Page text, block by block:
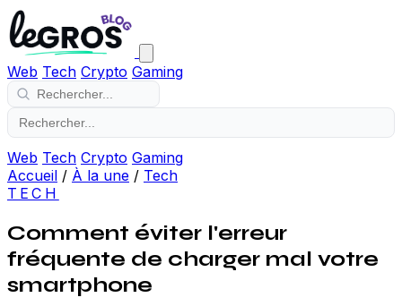
Web Tech Crypto Gaming
Web Tech Crypto Gaming
Accueil / À la une / Tech
TECH
Comment éviter l'erreur
fréquente de charger mal votre
smartphone